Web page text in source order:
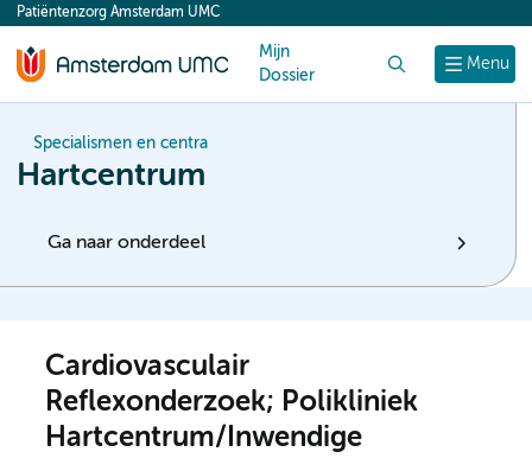
content
Menu
Patiëntenzorg Amsterdam UMC
Mijn
Dossier
Specialismen en centra
Hartcentrum
Ga naar onderdeel
Cardiovasculair
Reflexonderzoek; Polikliniek
Hartcentrum/Inwendige